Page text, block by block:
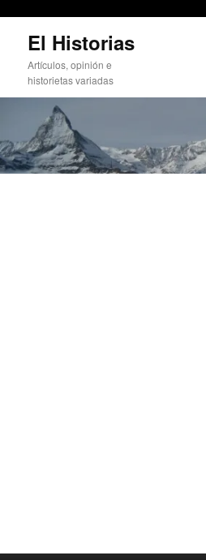
contenido
principal
El Historias
Artículos, opinión e
historietas variadas